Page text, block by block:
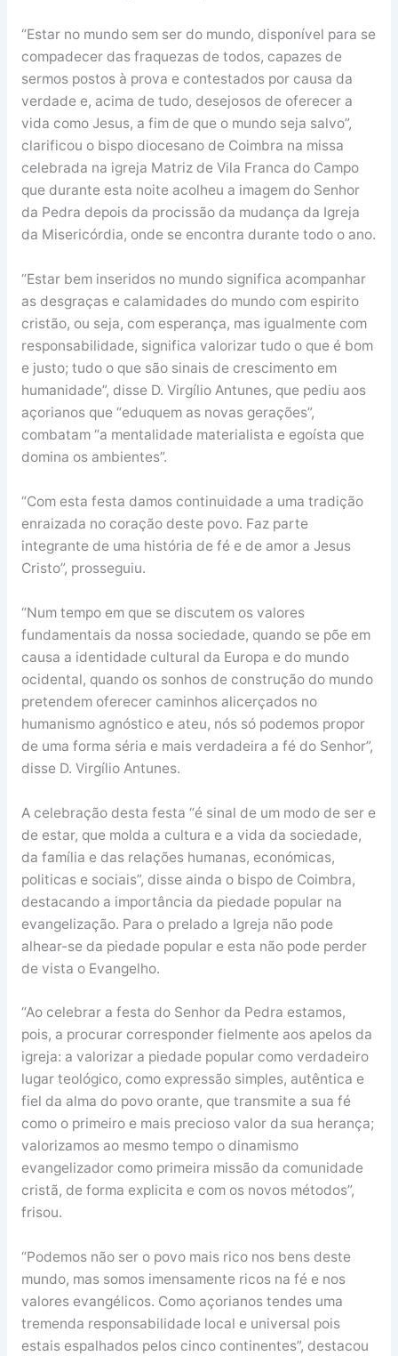
“Estar no mundo sem ser do mundo, disponível para se
compadecer das fraquezas de todos, capazes de
sermos postos à prova e contestados por causa da
verdade e, acima de tudo, desejosos de oferecer a
vida como Jesus, a fim de que o mundo seja salvo”,
clarificou o bispo diocesano de Coimbra na missa
celebrada na igreja Matriz de Vila Franca do Campo
que durante esta noite acolheu a imagem do Senhor
da Pedra depois da procissão da mudança da Igreja
da Misericórdia, onde se encontra durante todo o ano.
“Estar bem inseridos no mundo significa acompanhar
as desgraças e calamidades do mundo com espirito
cristão, ou seja, com esperança, mas igualmente com
responsabilidade, significa valorizar tudo o que é bom
e justo; tudo o que são sinais de crescimento em
humanidade”, disse D. Virgílio Antunes, que pediu aos
açorianos que “eduquem as novas gerações”,
combatam “a mentalidade materialista e egoísta que
domina os ambientes”.
“Com esta festa damos continuidade a uma tradição
enraizada no coração deste povo. Faz parte
integrante de uma história de fé e de amor a Jesus
Cristo”, prosseguiu.
“Num tempo em que se discutem os valores
fundamentais da nossa sociedade, quando se põe em
causa a identidade cultural da Europa e do mundo
ocidental, quando os sonhos de construção do mundo
pretendem oferecer caminhos alicerçados no
humanismo agnóstico e ateu, nós só podemos propor
de uma forma séria e mais verdadeira a fé do Senhor”,
disse D. Virgílio Antunes.
A celebração desta festa “é sinal de um modo de ser e
de estar, que molda a cultura e a vida da sociedade,
da família e das relações humanas, económicas,
politicas e sociais”, disse ainda o bispo de Coimbra,
destacando a importância da piedade popular na
evangelização. Para o prelado a Igreja não pode
alhear-se da piedade popular e esta não pode perder
de vista o Evangelho.
“Ao celebrar a festa do Senhor da Pedra estamos,
pois, a procurar corresponder fielmente aos apelos da
igreja: a valorizar a piedade popular como verdadeiro
lugar teológico, como expressão simples, autêntica e
fiel da alma do povo orante, que transmite a sua fé
como o primeiro e mais precioso valor da sua herança;
valorizamos ao mesmo tempo o dinamismo
evangelizador como primeira missão da comunidade
cristã, de forma explicita e com os novos métodos”,
frisou.
“Podemos não ser o povo mais rico nos bens deste
mundo, mas somos imensamente ricos na fé e nos
valores evangélicos. Como açorianos tendes uma
tremenda responsabilidade local e universal pois
estais espalhados pelos cinco continentes”, destacou